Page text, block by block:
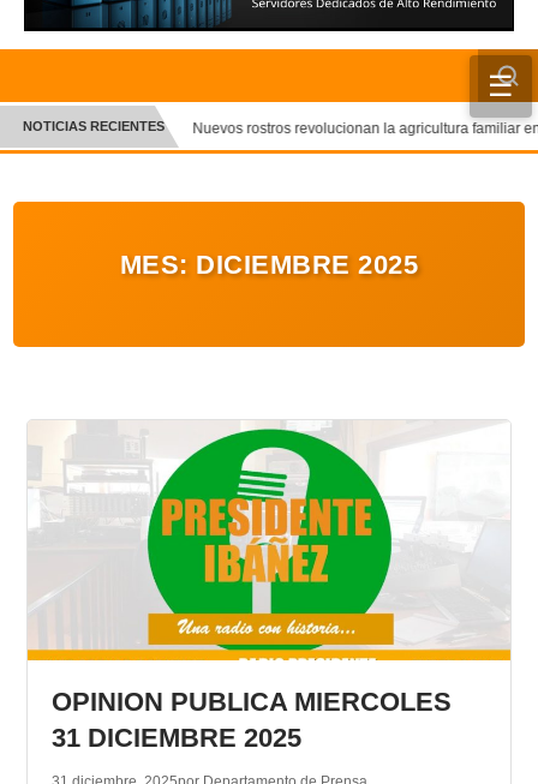
☰
INICIO
CRÓNICA
ENTRETENIMIENTO Y CULTURA
VIDEOS
GALERIA DE FOTOS
APP MÓVIL
NOTICIAS RECIENTES Nuevos rostros revolucionan la agricultura familiar en
MES: DICIEMBRE 2025
OPINION PUBLICA MIERCOLES
31 DICIEMBRE 2025